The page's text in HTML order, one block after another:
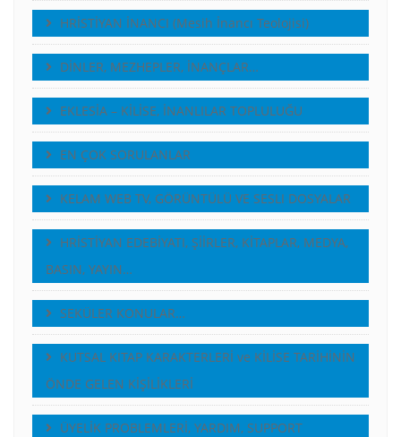
HRİSTİYAN İNANCI (Mesih İnancı Teolojisi)
DİNLER, MEZHEPLER, İNANÇLAR…
EKLESİA – KİLİSE, İNANLILAR TOPLULUĞU
EN ÇOK SORULANLAR
KELAM WEB TV, GÖRÜNTÜLÜ VE SESLI DOSYALAR
HRİSTİYAN EDEBİYATI, ŞİİRLER, KİTAPLAR, MEDYA,
BASIN, YAYIN…
SEKÜLER KONULAR…
KUTSAL KITAP KARAKTERLERİ ve KİLİSE TARİHİNİN
ÖNDE GELEN KİŞİLİKLERİ
ÜYELİK PROBLEMLERİ, YARDIM, SUPPORT